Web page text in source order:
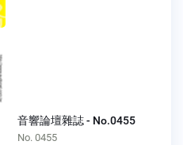
音響論壇雜誌 - No.0455
No. 0455